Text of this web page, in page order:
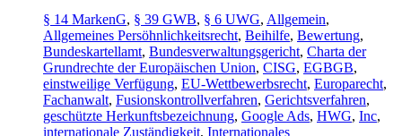
§ 14 MarkenG, § 39 GWB, § 6 UWG, Allgemein,
Allgemeines Persöhnlichkeitsrecht, Beihilfe, Bewertung,
Bundeskartellamt, Bundesverwaltungsgericht, Charta der
Grundrechte der Europäischen Union, CISG, EGBGB,
einstweilige Verfügung, EU-Wettbewerbsrecht, Europarecht,
Fachanwalt, Fusionskontrollverfahren, Gerichtsverfahren,
geschützte Herkunftsbezeichnung, Google Ads, HWG, Inc,
internationale Zuständigkeit, Internationales